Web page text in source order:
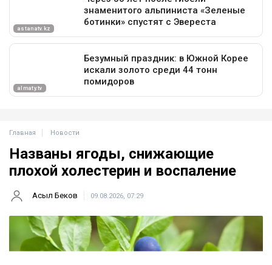
Главная Новости
Названы ягоды, снижающие
плохой холестерин и воспаление
Асыл Беков 09.08.2026, 07:29